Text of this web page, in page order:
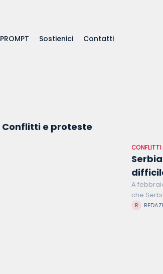
PROMPT Sostienici Contatti
Conflitti e proteste
CONFLITTI
A
che